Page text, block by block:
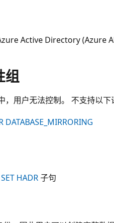
Active Directory (Azure
组
，用户无法控制。 不支持以下
DATABASE_MIRRORING
SET HADR子句